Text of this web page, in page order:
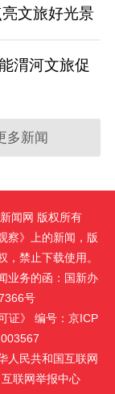
文旅好光景
渭河文旅促
多新闻
闻网 版权所有
察》上的新闻，版
禁止下载使用。
业务的函：国新办
号
证》 编号：京ICP
人民共和国互联网
互联网举报中心